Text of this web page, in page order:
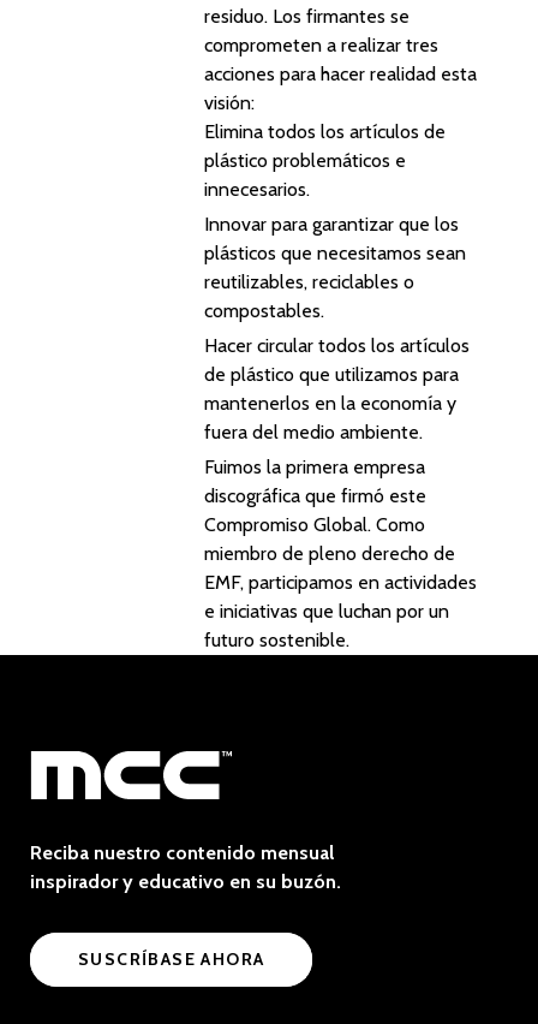
residuo. Los firmantes se
comprometen a realizar tres
acciones para hacer realidad esta
visión:
Elimina todos los artículos de
plástico problemáticos e
innecesarios.
Innovar para garantizar que los
plásticos que necesitamos sean
reutilizables, reciclables o
compostables.
Hacer circular todos los artículos
de plástico que utilizamos para
mantenerlos en la economía y
fuera del medio ambiente.
Fuimos la primera empresa
discográfica que firmó este
Compromiso Global. Como
miembro de pleno derecho de
EMF, participamos en actividades
e iniciativas que luchan por un
futuro sostenible.
Reciba nuestro contenido mensual
inspirador y educativo en su buzón.
SUSCRÍBASE AHORA